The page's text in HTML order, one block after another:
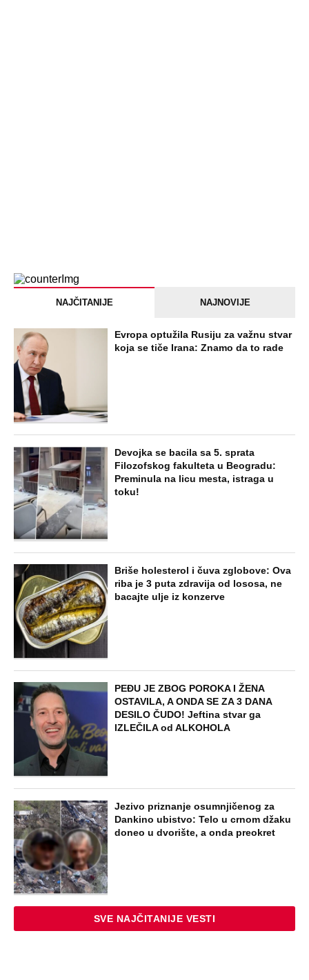
NAJČITANIJE NAJNOVIJE
Evropa optužila Rusiju za važnu stvar
koja se tiče Irana: Znamo da to rade
Devojka se bacila sa 5. sprata
Filozofskog fakulteta u Beogradu:
Preminula na licu mesta, istraga u
toku!
Briše holesterol i čuva zglobove: Ova
riba je 3 puta zdravija od lososa, ne
bacajte ulje iz konzerve
PEĐU JE ZBOG POROKA I ŽENA
OSTAVILA, A ONDA SE ZA 3 DANA
DESILO ČUDO! Jeftina stvar ga
IZLEČILA od ALKOHOLA
Jezivo priznanje osumnjičenog za
Dankino ubistvo: Telo u crnom džaku
doneo u dvorište, a onda preokret
SVE NAJČITANIJE VESTI